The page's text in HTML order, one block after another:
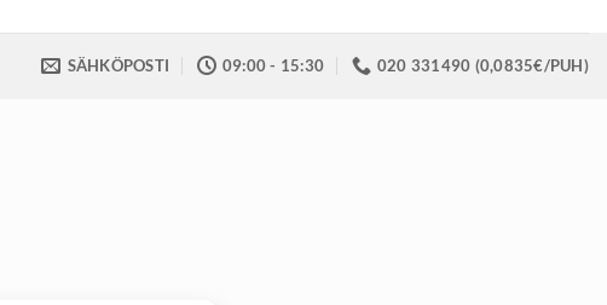
SÄHKÖPOSTI 09:00 - 15:30 020 331490 (0,0835€/PUH)